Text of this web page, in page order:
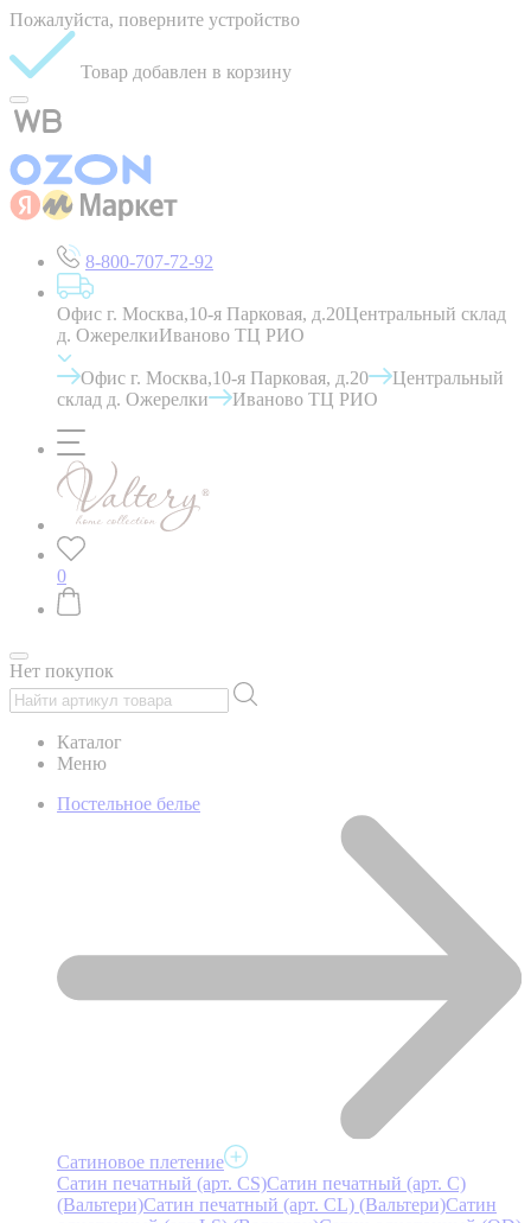
Пожалуйста, поверните устройство
Товар добавлен в корзину
8-800-707-72-92
Офис г. Москва,10-я Парковая, д.20Центральный склад
д. ОжерелкиИваново ТЦ РИО
Офис г. Москва,10-я Парковая, д.20
Центральный
склад д. Ожерелки
Иваново ТЦ РИО
0
Нет покупок
Каталог
Меню
Постельное белье
Сатиновое плетение
Сатин печатный (арт. СS)Сатин печатный (арт. С)
(Вальтери)Сатин печатный (арт. СL) (Вальтери)Сатин